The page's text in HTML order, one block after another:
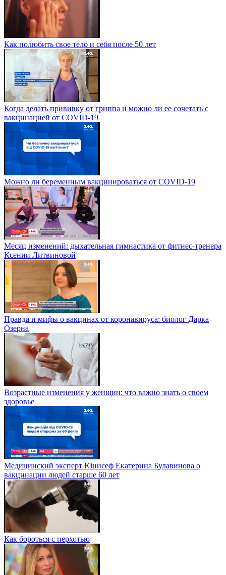
Как полюбить свое тело и себя после 50 лет
Когда делать прививку от гриппа и можно ли ее сочетать с
вакцинацией от COVID-19
Можно ли беременным вакцинироваться от COVID-19
Месяц изменений: дыхательная гимнастика от фитнес-тренера
Ксении Литвиновой
Правда и мифы о вакцинах от коронавируса: биолог Дарка
Озерна
Возрастные изменения у женщин: что важно знать о своем
здоровье
Медицинский эксперт Юнисеф Екатерина Булавинова о
вакцинации людей старше 60 лет
Как бороться с перхотью